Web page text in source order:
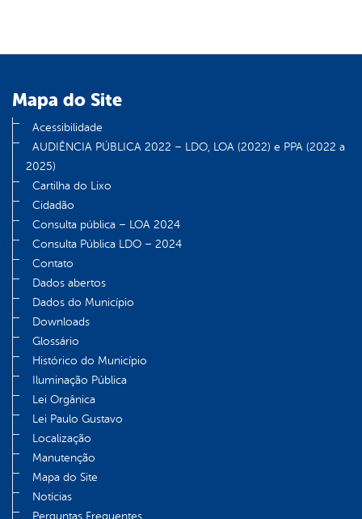
Mapa do Site
Acessibilidade
AUDIÊNCIA PÚBLICA 2022 – LDO, LOA (2022) e PPA (2022 a
2025)
Cartilha do Lixo
Cidadão
Consulta pública – LOA 2024
Consulta Pública LDO – 2024
Contato
Dados abertos
Dados do Município
Downloads
Glossário
Histórico do Município
Iluminação Pública
Lei Orgânica
Lei Paulo Gustavo
Localização
Manutenção
Mapa do Site
Notícias
Perguntas Frequentes